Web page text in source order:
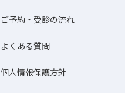
ご予約・受診の流れ
よくある質問
個人情報保護方針